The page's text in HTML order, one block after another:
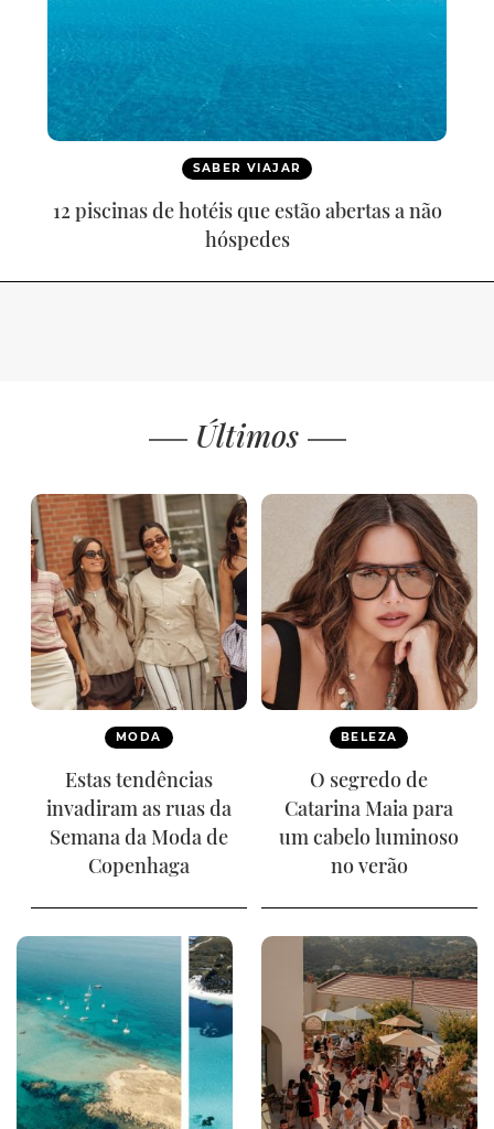
SABER VIAJAR
12 piscinas de hotéis que estão abertas a não
hóspedes
Últimos
MODA
Estas tendências
invadiram as ruas da
Semana da Moda de
Copenhaga
BELEZA
O segredo de
Catarina Maia para
um cabelo luminoso
no verão